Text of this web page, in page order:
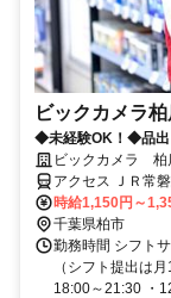
ビックカメラ
◆未経験OK！◆品出
時間帯でシフト奨励
の賞与！(当社規定
歩2分通勤ラクラク！
ビックカメラ 柏
アクセス ＪＲ常
ライン〕 柏東口
口徒歩約33分
時給1,150円～
千葉県柏市
勤務時間 シフト
（シフト提出は
18:00～21:30 ・